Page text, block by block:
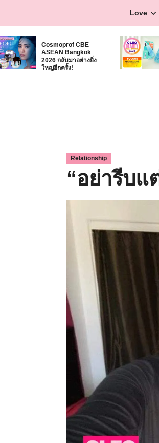
Love
Cosmoprof CBE
ASEAN Bangkok
2026 กลับมาอย่างยิ่ง
ใหญ่อีกครั้ง!
Relationship
“อย่ารีบแ